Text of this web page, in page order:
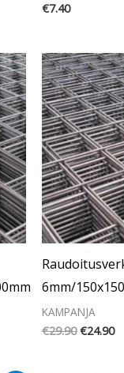
€7.40
6mm/
KAMPANJA
€29.90
hinta
oli:
€29.90.
€24.90